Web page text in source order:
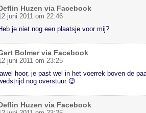
Huzen via Facebook
juni 2011 om 22:46
je niet nog een plaatsje voor mij?
Bolmer via Facebook
juni 2011 om 23:25
hoor, je past wel in het voerrek boven de
nog overstuur 😉
Huzen via Facebook